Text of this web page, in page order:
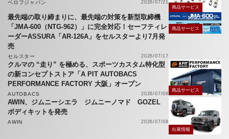
ベロフジャパン
2026/07/21
商品サービス
最先端の取り締まりに、最先端の対策を新型取締機
「JMA-600（NTG-962）」に完全対応！セーフティレ
ーダーASSURA「AR-126A」をセルスターより7月発
売
セルスター 2026/07/17
商品サービス
クルマの “走り” を極める、スポーツカスタム特化型
の新コンセプトストア「A PIT AUTOBACS
PERFORMANCE FACTORY 大阪」オープン
AUTOBACS 2026/07/08
商品サービス
AWIN、ジムニーシエラ ジムニーノマド GOZEL
ボディキットを発売
AWIN
2026/07/08
出展情報